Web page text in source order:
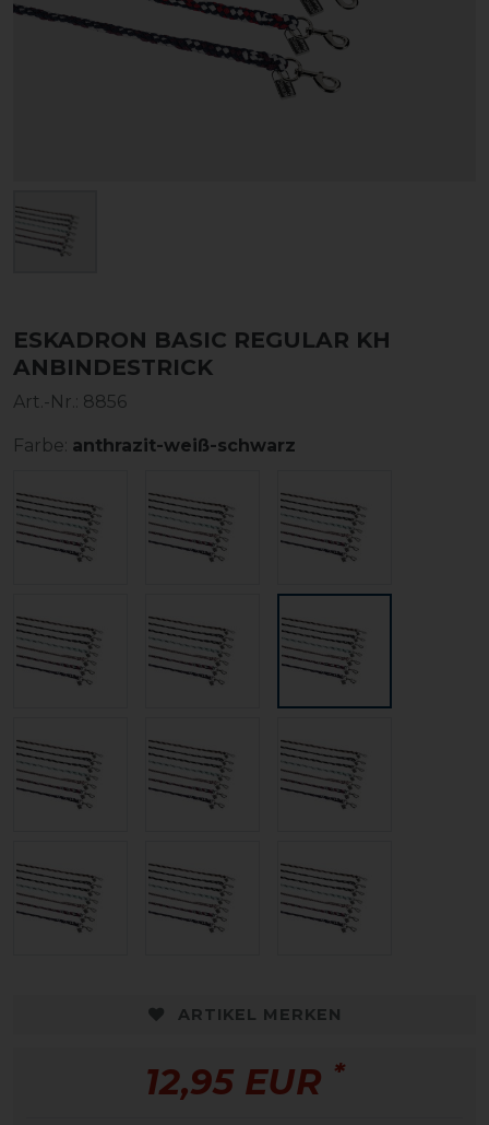
ESKADRON BASIC REGULAR KH
ANBINDESTRICK
Art.-Nr.: 8856
Farbe: anthrazit-weiß-schwarz
ARTIKEL MERKEN
12,95 EUR *